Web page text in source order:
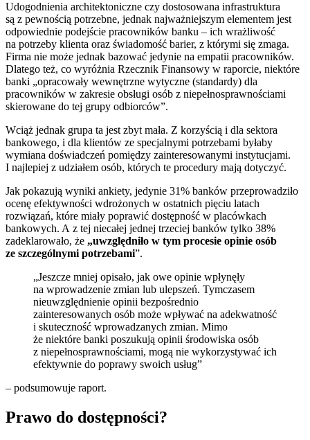
Udogodnienia architektoniczne czy dostosowana infrastruktura
są z pewnością potrzebne, jednak najważniejszym elementem jest
odpowiednie podejście pracowników banku – ich wrażliwość
na potrzeby klienta oraz świadomość barier, z którymi się zmaga.
Firma nie może jednak bazować jedynie na empatii pracowników.
Dlatego też, co wyróżnia Rzecznik Finansowy w raporcie, niektóre
banki „opracowały wewnętrzne wytyczne (standardy) dla
pracowników w zakresie obsługi osób z niepełnosprawnościami
skierowane do tej grupy odbiorców”.
Wciąż jednak grupa ta jest zbyt mała. Z korzyścią i dla sektora
bankowego, i dla klientów ze specjalnymi potrzebami byłaby
wymiana doświadczeń pomiędzy zainteresowanymi instytucjami.
I najlepiej z udziałem osób, których te procedury mają dotyczyć.
Jak pokazują wyniki ankiety, jedynie 31% banków przeprowadziło
ocenę efektywności wdrożonych w ostatnich pięciu latach
rozwiązań, które miały poprawić dostępność w placówkach
bankowych. A z tej niecałej jednej trzeciej banków tylko 38%
zadeklarowało, że „uwzględniło w tym procesie opinie osób
ze szczególnymi potrzebami”.
„Jeszcze mniej opisało, jak owe opinie wpłynęły
na wprowadzenie zmian lub ulepszeń. Tymczasem
nieuwzględnienie opinii bezpośrednio
zainteresowanych osób może wpływać na adekwatność
i skuteczność wprowadzanych zmian. Mimo
że niektóre banki poszukują opinii środowiska osób
z niepełnosprawnościami, mogą nie wykorzystywać ich
efektywnie do poprawy swoich usług”
– podsumowuje raport.
Prawo do dostępności?